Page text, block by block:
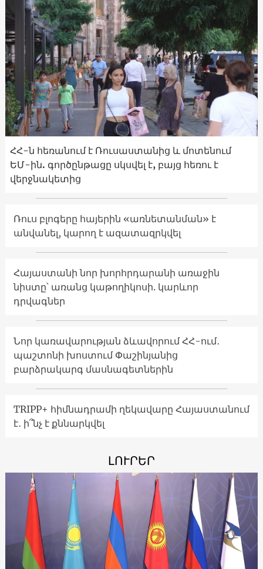
ՀՀ-ն հեռանում է Ռուսաստանից և մոտենում
ԵՄ-ին. գործընթացը սկսվել է, բայց հեռու է
վերջնակետից
Ռուս բլոգերը հայերին «առնետանման» է
անվանել, կարող է ազատազրկվել
Հայաստանի նոր խորհրդարանի առաջին
նիստը՝ առանց կաթողիկոսի. կարևոր
դրվագներ
Նոր կառավարության ձևավորում ՀՀ-ում․
պաշտոնի խոստում Փաշինյանից
բարձրակարգ մասնագետներին
TRIPP+ հիմնադրամի ղեկավարը Հայաստանում
է․ ի՞նչ է քննարկվել
ԼՈՒՐԵՐ